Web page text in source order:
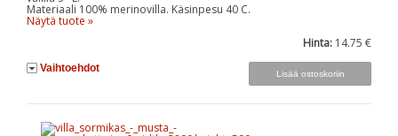
Materiaali 100% merinovilla. Käsinpesu 40 C.
Näytä tuote »
Hinta: 14.75 €
Vaihtoehdot